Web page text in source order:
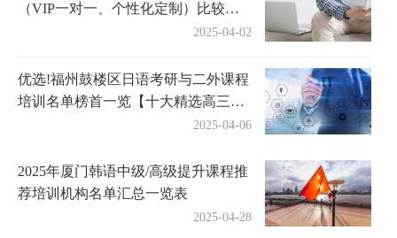
（VIP一对一、个性化定制）比较厉
2025-04-02
优选!福州鼓楼区日语考研与二外课程
培训名单榜首一览【十大精选高三高
2025-04-06
2025年厦门韩语中级/高级提升课程推
荐培训机构名单汇总一览表
2025-04-28